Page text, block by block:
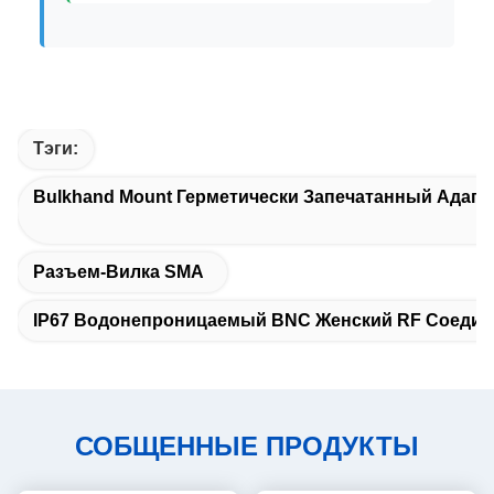
Тэги:
Bulkhand Mount Герметически Запечатанный
Разъем-Вилка SMA
IP67 Водонепроницаемый BNC Женский RF
СОБЩЕННЫЕ ПРОДУКТЫ